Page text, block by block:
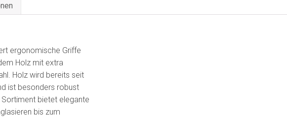
ergonomische Griffe
Holz mit extra
Holz wird bereits seit
ist besonders robust
bietet elegante
bis zum